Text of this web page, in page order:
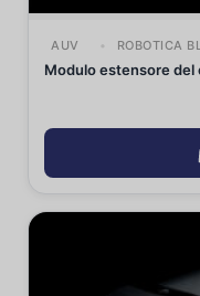
AUV ROBOTICA
Modulo estensore del